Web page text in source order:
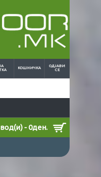
КОШНИЧКА
ОДЈАВИ
СЕ
- 0ден.